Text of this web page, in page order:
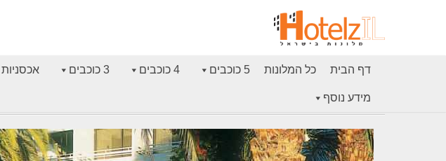
דף הבית כל המלונות 5 כוכבים 4 כוכבים 3 כוכבים אכסניות
מידע נוסף
דף הבית מלון לגונה אילת